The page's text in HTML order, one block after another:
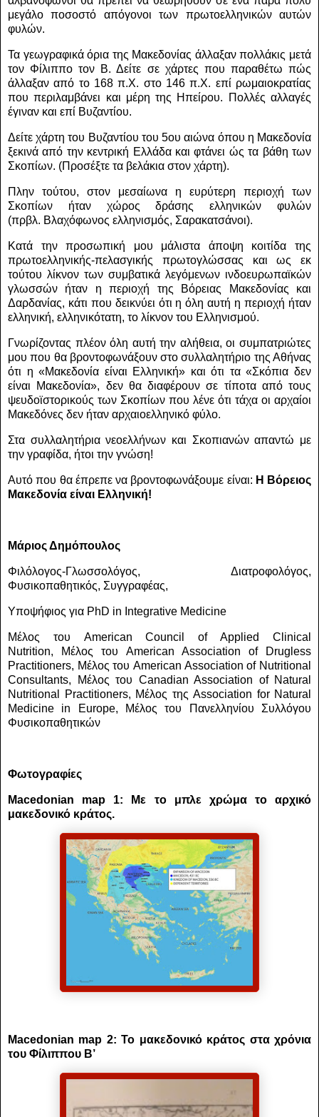
μεγάλο ποσοστό απόγονοι των πρωτοελληνικών αυτών
φυλών.
Τα γεωγραφικά όρια της Μακεδονίας άλλαξαν πολλάκις μετά
τον Φίλιππο τον Β. Δείτε σε χάρτες που παραθέτω πώς
άλλαξαν από το 168 π.Χ. στο 146 π.Χ. επί ρωμαιοκρατίας
που περιλαμβάνει και μέρη της Ηπείρου.
Πολλές αλλαγές
έγιναν και επί Βυζαντίου.
Δείτε χάρτη του Βυζαντίου του 5ου αιώνα όπου η Μακεδονία
ξεκινά από την κεντρική Ελλάδα και φτάνει ώς τα βάθη των
Σκοπίων. (Προσέξτε τα βελάκια στον χάρτη).
Πλην τούτου, στον μεσαίωνα η ευρύτερη περιοχή των
Σκοπίων ήταν χώρος δράσης ελληνικών φυλών
(πρβλ. Βλαχόφωνος ελληνισμός, Σαρακατσάνοι).
Κατά την προσωπική μου μάλιστα άποψη κοιτίδα της
πρωτοελληνικής-πελασγικής πρωτογλώσσας και ως εκ
τούτου λίκνον των συμβατικά λεγόμενων ινδοευρωπαϊκών
γλωσσών ήταν η περιοχή της Βόρειας Μακεδονίας και
Δαρδανίας, κάτι που δεικνύει ότι η όλη αυτή η περιοχή ήταν
ελληνική, ελληνικότατη, το λίκνον του Ελληνισμού.
Γνωρίζοντας πλέον όλη αυτή την αλήθεια, οι συμπατριώτες
μου που θα βροντοφωνάξουν στο συλλαλητήριο της Αθήνας
ότι η «Μακεδονία είναι Ελληνική» και ότι τα «Σκόπια δεν
είναι Μακεδονία», δεν θα διαφέρουν σε τίποτα από τους
ψευδοϊστορικούς των Σκοπίων που λένε ότι τάχα οι αρχαίοι
Μακεδόνες δεν ήταν αρχαιοελληνικό φύλο.
Στα συλλαλητήρια νεοελλήνων και Σκοπιανών απαντώ με
την γραφίδα, ήτοι την γνώση!
Αυτό που θα έπρεπε να βροντοφωνάξουμε είναι: Η Βόρειος
Μακεδονία είναι Ελληνική!
Μάριος Δημόπουλος
Φιλόλογος-Γλωσσολόγος, Διατροφολόγος,
Φυσικοπαθητικός, Συγγραφέας,
Υποψήφιος για PhD in Integrative Medicine
Μέλος του American Council of Applied Clinical
Nutrition,
Μέλος του American Association of Drugless
Practitioners, Μέλος του American Association of Nutritional
Consultants,
Μέλος του Canadian Association of Natural
Nutritional Practitioners, Μέλος της Association for Natural
Medicine in Europe,
Μέλος του Πανελληνίου Συλλόγου
Φυσικοπαθητικών
Φωτογραφίες
Macedonian map 1: Με το μπλε χρώμα το αρχικό
μακεδονικό κράτος.
Macedonian map 2: Το μακεδονικό κράτος στα χρόνια
του Φίλιππου Β’